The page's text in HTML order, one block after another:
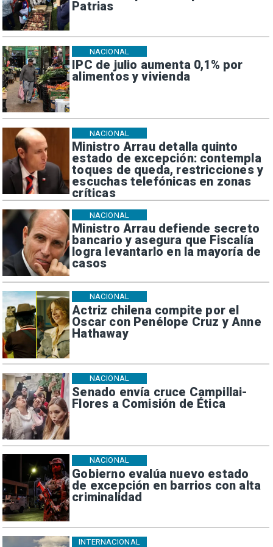
Patrias
IPC de julio aumenta 0,1% por
alimentos y vivienda
NACIONAL
Ministro Arrau detalla quinto
estado de excepción: contempla
toques de queda, restricciones y
escuchas telefónicas en zonas
críticas
NACIONAL
Ministro Arrau defiende secreto
bancario y asegura que Fiscalía
logra levantarlo en la mayoría de
casos
NACIONAL
Actriz chilena compite por el
Oscar con Penélope Cruz y Anne
Hathaway
NACIONAL
Senado envía cruce Campillai-
Flores a Comisión de Ética
NACIONAL
Gobierno evalúa nuevo estado
de excepción en barrios con alta
criminalidad
NACIONAL
INTERNACIONAL